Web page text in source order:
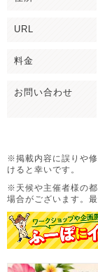
URL
料金
お問い合わせ
※掲載内容に誤りや修
けると幸いです。
※天候や主催者様の
場合がございます。